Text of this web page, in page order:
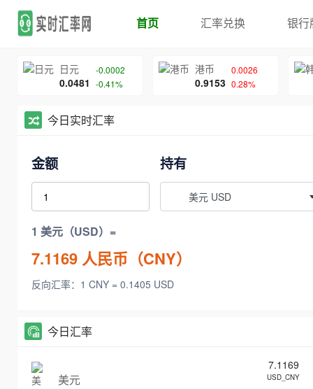
首页 汇率兑换 银行
日元
0.0481
-0.0002
-0.41%
港币
0.9153
0.0026
0.28%
今日实时汇率
金额 持有
美元 USD
1 美元（USD）=
7.1169 人民币（CNY）
反向汇率：1 CNY = 0.1405 USD
今日汇率
美元
7.1169
USD_CNY